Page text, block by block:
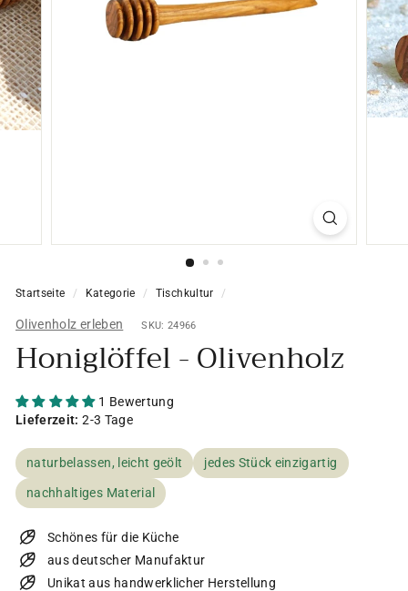
Startseite / Kategorie / Tischkultur /
Olivenholz erleben SKU: 24966
Honiglöffel - Olivenholz
1 Bewertung
Lieferzeit: 2-3 Tage
naturbelassen, leicht geölt jedes Stück einzigartig
nachhaltiges Material
Schönes für die Küche
aus deutscher Manufaktur
Unikat aus handwerklicher Herstellung